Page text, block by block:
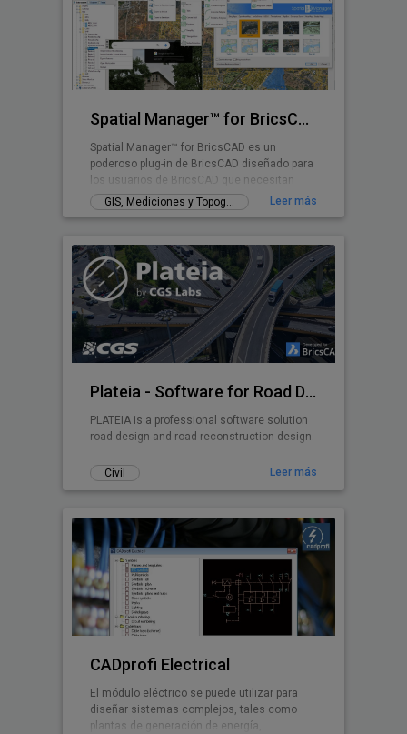
Spatial Manager™ for BricsCAD
Spatial Manager™ for BricsCAD es un
poderoso plug-in de BricsCAD diseñado para
los usuarios de BricsCAD que necesitan
importar, exportar, transformar y administrar
datos espaciales de una manera simple,
funcionalidades no vistas hasta ahora en
BricsCAD
GIS, Mediciones y Topografía Leer más
Plateia - Software for Road Design
PLATEIA is a professional software solution
road design and road reconstruction design.
Civil Leer más
CADprofi Electrical
El módulo eléctrico se puede utilizar para
diseñar sistemas complejos, tales como
plantas de generación de energía,